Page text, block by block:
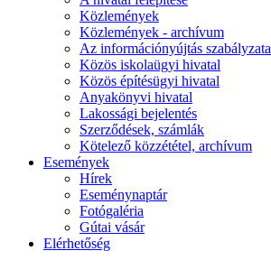
Közlemények
Közlemények - archívum
Az információnyújtás szabályzata
Közös iskolaügyi hivatal
Közös építésügyi hivatal
Anyakönyvi hivatal
Lakossági bejelentés
Szerződések, számlák
Kötelező közzététel, archívum
Események
Hírek
Eseménynaptár
Fotógaléria
Gútai vásár
Elérhetőség